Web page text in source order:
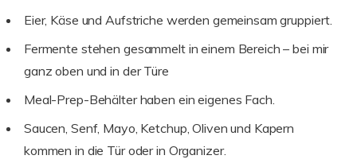
Eier, Käse und Aufstriche werden gemeinsam gruppiert.
Fermente stehen gesammelt in einem Bereich – bei mir
ganz oben und in der Türe
Meal-Prep-Behälter haben ein eigenes Fach.
Saucen, Senf, Mayo, Ketchup, Oliven und Kapern
kommen in die Tür oder in Organizer.